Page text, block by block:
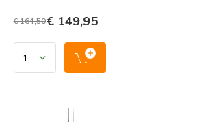
€ 164,50€ 149,95